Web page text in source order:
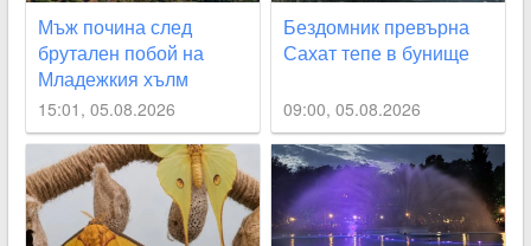
Мъж почина след
брутален побой на
Младежкия хълм
15:01, 05.08.2026
Бездомник превърна
Сахат тепе в бунище
09:00, 05.08.2026